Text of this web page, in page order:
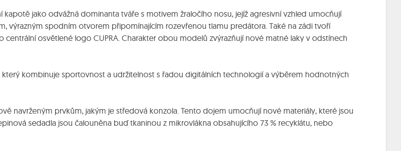
jako odvážná dominanta tváře s motivem žraločího nosu, jejíž agresivní vzhled umocňují
výrazným spodním otvorem připomínajícím rozevřenou tlamu predátora. Také na zádi tvoří
osvětlené logo CUPRA. Charakter obou modelů zvýrazňují nové matné laky v odstínech
který kombinuje sportovnost a udržitelnost s řadou digitálních technologií a výběrem hodnotných
navrženým prvkům, jakým je středová konzola. Tento dojem umocňují nové materiály, které jsou
sedadla jsou čalouněna buď tkaninou z mikrovlákna obsahujícího 73 % recyklátu, nebo